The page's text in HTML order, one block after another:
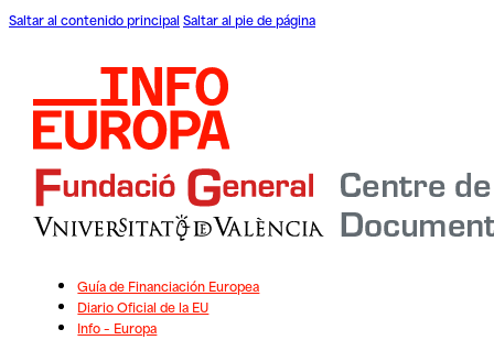
Saltar al contenido principal Saltar al pie de página
Guía de Financiación Europea
Diario Oficial de la EU
Info – Europa